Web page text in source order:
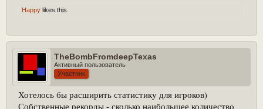
Happy likes this.
TheBombFromdeepTexas
Активный пользователь
Участник
Хотелось бы расширить статистику для игроков)
Собственные рекорды - сколько наибольшее количество